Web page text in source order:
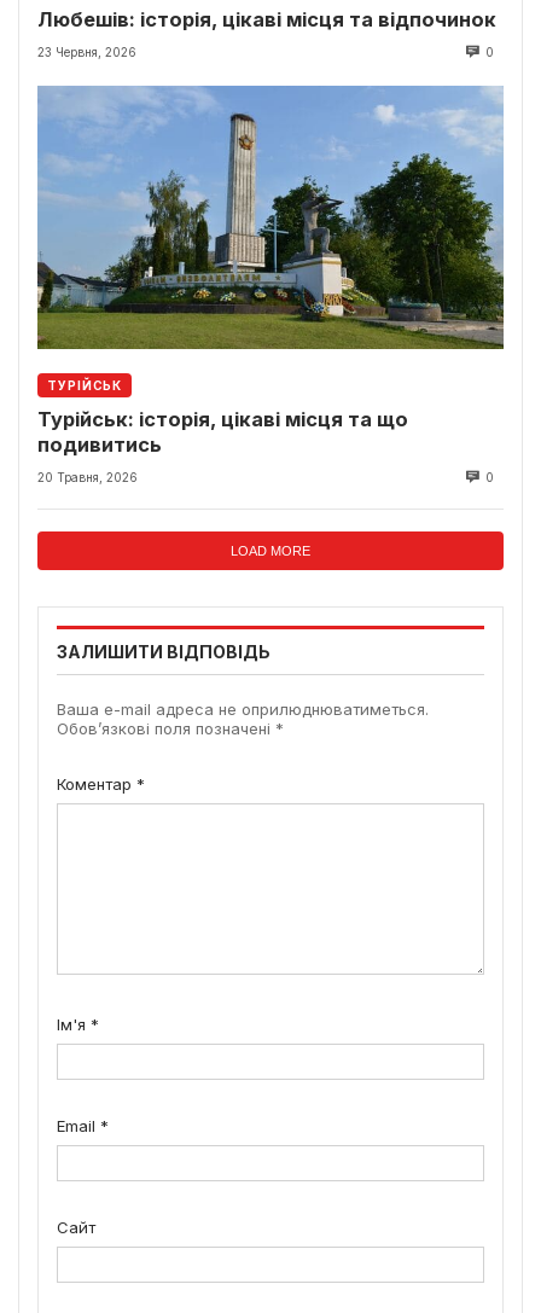
Любешів: історія, цікаві місця та відпочинок
23 Червня, 2026 0
ТУРІЙСЬК
Турійськ: історія, цікаві місця та що
подивитись
20 Травня, 2026 0
LOAD MORE
ЗАЛИШИТИ ВІДПОВІДЬ
Ваша e-mail адреса не оприлюднюватиметься.
Обов’язкові поля позначені *
Коментар *
Ім'я *
Email *
Сайт